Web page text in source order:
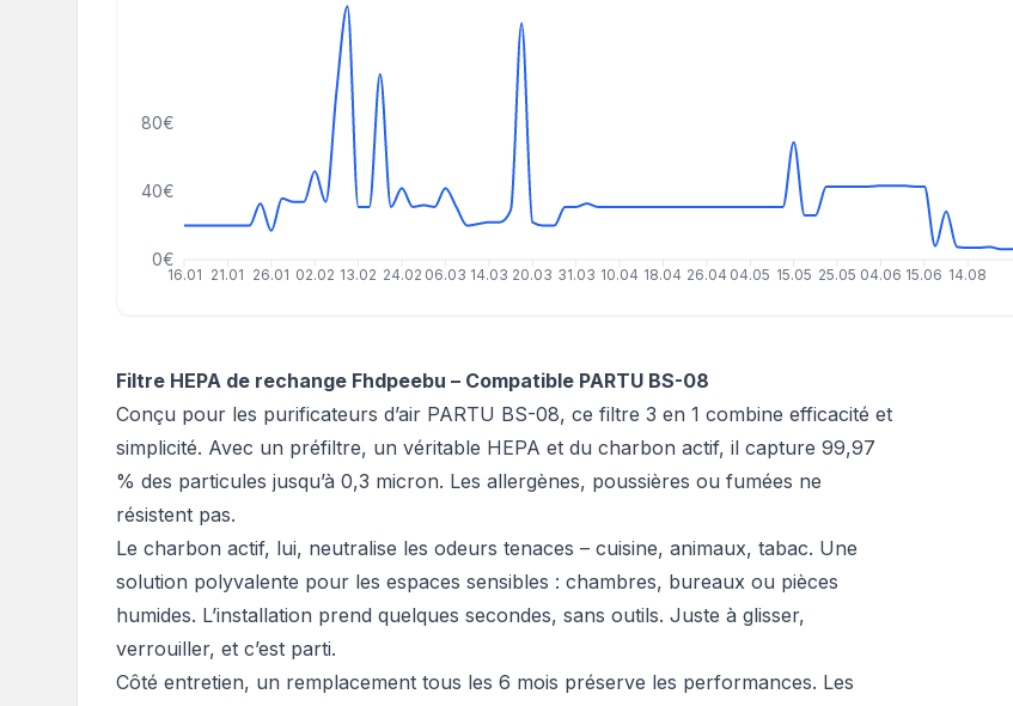
16.01 21.01 26.01 02.02 13.02 24.02 06.03 14.03 20.03 31.03 10.04 18.04 26.04 04.05 15.05 25.05 04.06 15.06 14.08
0€
40€
80€
Filtre HEPA de rechange Fhdpeebu – Compatible PARTU BS-08
Conçu pour les purificateurs d’air PARTU BS-08, ce filtre 3 en 1 combine efficacité et
simplicité. Avec un préfiltre, un véritable HEPA et du charbon actif, il capture 99,97
% des particules jusqu’à 0,3 micron. Les allergènes, poussières ou fumées ne
résistent pas.
Le charbon actif, lui, neutralise les odeurs tenaces – cuisine, animaux, tabac. Une
solution polyvalente pour les espaces sensibles : chambres, bureaux ou pièces
humides. L’installation prend quelques secondes, sans outils. Juste à glisser,
verrouiller, et c’est parti.
Côté entretien, un remplacement tous les 6 mois préserve les performances. Les